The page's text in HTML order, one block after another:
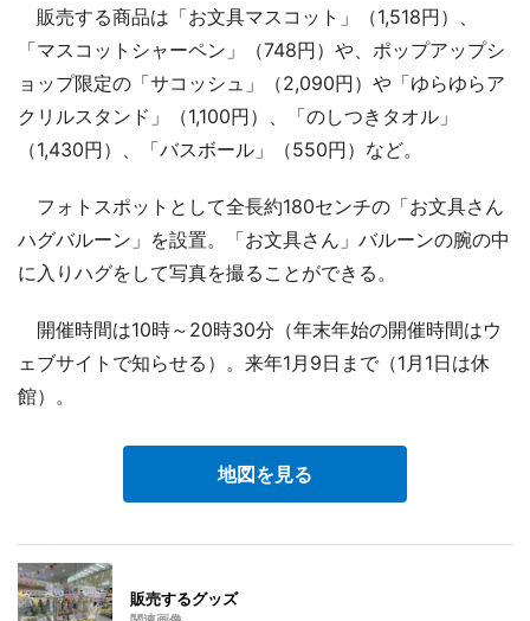
販売する商品は「お文具マスコット」（1,518円）、
「マスコットシャーペン」（748円）や、ポップアップシ
ョップ限定の「サコッシュ」（2,090円）や「ゆらゆらア
クリルスタンド」（1,100円）、「のしつきタオル」
（1,430円）、「バスボール」（550円）など。
フォトスポットとして全長約180センチの「お文具さん
ハグバルーン」を設置。「お文具さん」バルーンの腕の中
に入りハグをして写真を撮ることができる。
開催時間は10時～20時30分（年末年始の開催時間はウ
ェブサイトで知らせる）。来年1月9日まで（1月1日は休
館）。
地図を見る
販売するグッズ